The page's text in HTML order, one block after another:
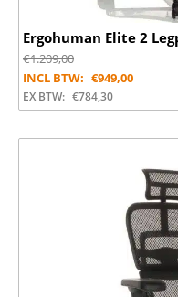
Ergohuman Elite 2
€1.209,00
INCL BTW: €949,00
EX BTW: €784,30